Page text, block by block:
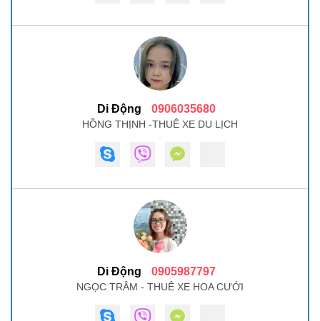
Di Động 0906035680
HỒNG THỊNH -THUÊ XE DU LỊCH
Di Động 0905987797
NGỌC TRÂM - THUÊ XE HOA CƯỚI